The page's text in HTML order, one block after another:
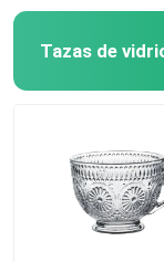
Tazas de